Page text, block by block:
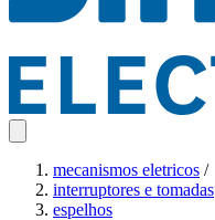
mecanismos eletricos /
interruptores e tomadas
espelhos